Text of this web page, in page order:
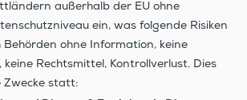
außerhalb der EU ohne
ein, was folgende Risiken
ohne Information, keine
Rechtsmittel, Kontrollverlust. Dies
Zwecke statt: